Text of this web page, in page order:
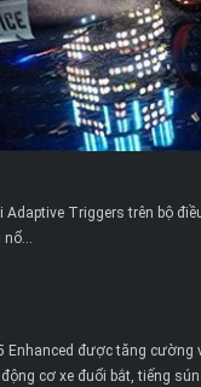
Adaptive Triggers trên bộ
nổ…
Enhanced được tăng
cơ xe đuổi bắt, tiếng